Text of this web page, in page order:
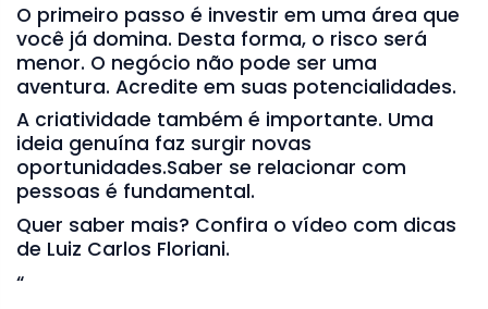
O primeiro passo é investir em uma área que
você já domina. Desta forma, o risco será
menor. O negócio não pode ser uma
aventura. Acredite em suas potencialidades.
A criatividade também é importante. Uma
ideia genuína faz surgir novas
oportunidades.Saber se relacionar com
pessoas é fundamental.
Quer saber mais? Confira o vídeo com dicas
de Luiz Carlos Floriani.
“